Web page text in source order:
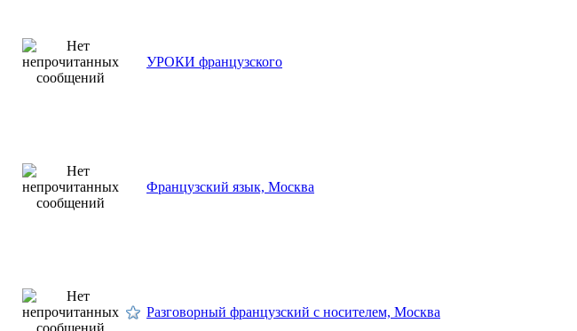
УРОКИ французского
Французский язык, Москва
Разговорный французский с носителем, Москва